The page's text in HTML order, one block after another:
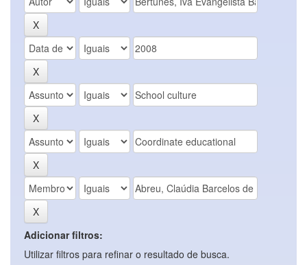
Adicionar filtros:
Utilizar filtros para refinar o resultado de busca.